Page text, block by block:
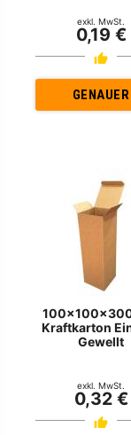
exkl. MwSt.
0,19 €
GENAUER
Kraftkarton
Gewellt
exkl. MwSt.
0,32 €